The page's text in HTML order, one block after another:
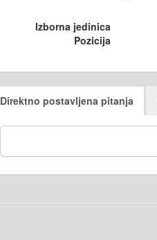
Izborna jedinica
Pozicija
Direktno postavljena pitanja